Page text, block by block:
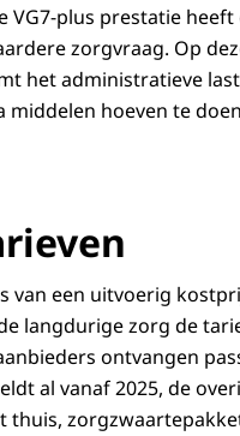
VG7-plus prestatie
zorgvraag. Op
het administratieve
middelen hoeven te
van een uitvoerig
langdurige zorg de
ontvangen
al vanaf 2025, de
thuis,